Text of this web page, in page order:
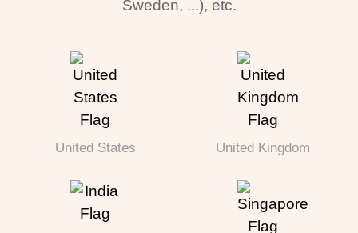
Sweden, ...), etc.
United States United Kingdom